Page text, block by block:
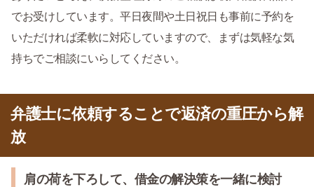
でお受けしています。平日夜間や土日祝日も事前に予約を
いただければ柔軟に対応していますので、まずは気軽な気
持ちでご相談にいらしてください。
弁護士に依頼することで返済の重圧から解
放
肩の荷を下ろして、借金の解決策を一緒に検討